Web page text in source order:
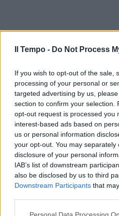
Il Tempo - Do Not Process
If you wish to opt-out of the sale,
processing of your personal or
targeted advertising by us,
section to confirm your selection.
opt-out request is processed you
interest-based ads based on
us or personal information
your opt-out. You may
disclosure of your personal
IAB’s list of downstream
also be disclosed by us to third
Downstream Participants that